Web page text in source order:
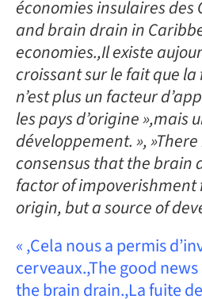
économies insulaires
and brain drain in
economies.,Il existe
croissant sur le fait que
n’est plus un facteur
les pays d’origine »,mais
développement. »,
consensus that the brain
factor of impoverishment
origin, but a source of
« ,Cela nous a permis
cerveaux.,The good
the brain drain.,La fuite